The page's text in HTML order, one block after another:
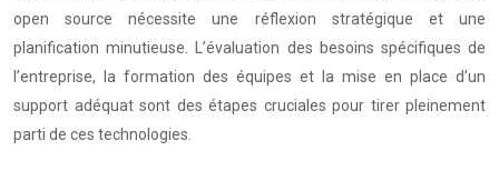
open source nécessite une réflexion stratégique et une
planification minutieuse. L’évaluation des besoins spécifiques de
l’entreprise, la formation des équipes et la mise en place d’un
support adéquat sont des étapes cruciales pour tirer pleinement
parti de ces technologies.